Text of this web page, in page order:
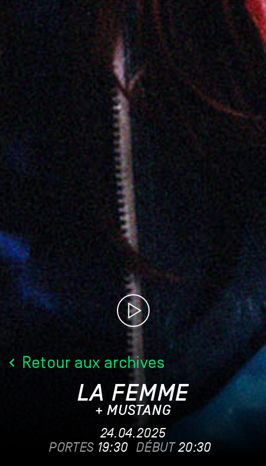
Retour aux archives
LA FEMME
+ MUSTANG
24.04.2025
PORTES 19:30 DÉBUT 20:30